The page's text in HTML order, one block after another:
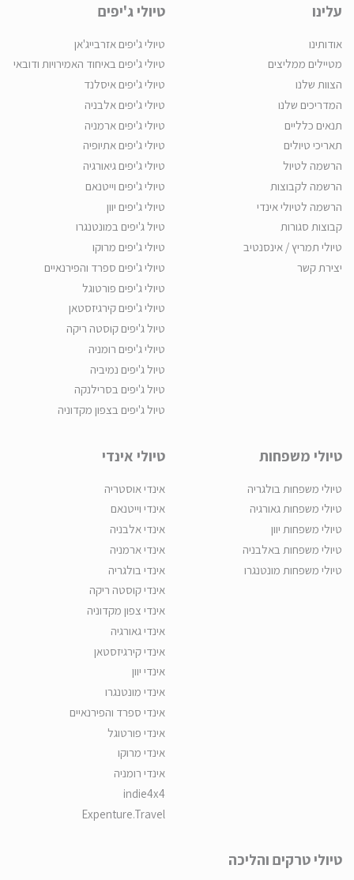
עלינו
אודותינו
מטיילים ממליצים
הצוות שלנו
המדריכים שלנו
תנאים כלליים
תאריכי טיולים
הרשמה לטיול
הרשמה לקבוצות
הרשמה לטיולי אינדי
קבוצות סגורות
טיולי תמריץ / אינסנטיב
יצירת קשר
טיולי ג'יפים
טיולי ג'יפים אזרבייג'אן
טיולי ג'יפים באיחוד האמירויות ודובאי
טיולי ג'יפים איסלנד
טיולי ג'יפים אלבניה
טיולי ג'יפים ארמניה
טיולי ג'יפים אתיופיה
טיולי ג'יפים גיאורגיה
טיולי ג'יפים וייטנאם
טיולי ג'יפים יוון
טיול ג'יפים במונטנגרו
טיולי ג'יפים מרוקו
טיולי ג'יפים ספרד והפירנאיים
טיולי ג'יפים פורטוגל
טיולי ג'יפים קירגיזסטאן
טיול ג'יפים קוסטה ריקה
טיולי ג'יפים רומניה
טיול ג'יפים נמיביה
טיול ג'יפים בסרילנקה
טיול ג'יפים בצפון מקדוניה
טיולי משפחות
טיולי משפחות בולגריה
טיולי משפחות גאורגיה
טיולי משפחות יוון
טיולי משפחות באלבניה
טיולי משפחות מונטנגרו
טיולי אינדי
אינדי אוסטריה
אינדי וייטנאם
אינדי אלבניה
אינדי ארמניה
אינדי בולגריה
אינדי קוסטה ריקה
אינדי צפון מקדוניה
אינדי גאורגיה
אינדי קירגיזסטאן
אינדי יוון
אינדי מונטנגרו
אינדי ספרד והפירנאיים
אינדי פורטוגל
אינדי מרוקו
אינדי רומניה
indie4x4
Expenture.Travel
טיולי טרקים והליכה